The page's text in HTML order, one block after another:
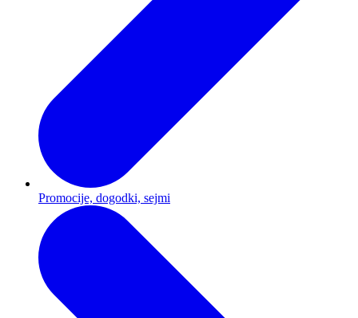
Promocije, dogodki, sejmi